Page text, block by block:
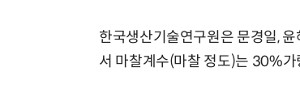
한국생산기술연구원은 문경일,
서 마찰계수(마찰 정도)는 30%